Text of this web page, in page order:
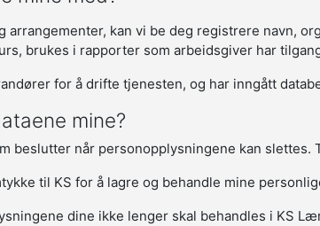
arrangementer, kan vi be deg registrere navn,
brukes i rapporter som arbeidsgiver har
for å drifte tjenesten, og har inngått
mine?
beslutter når personopplysningene kan
til KS for å lagre og behandle mine
dine ikke lenger skal behandles i KS